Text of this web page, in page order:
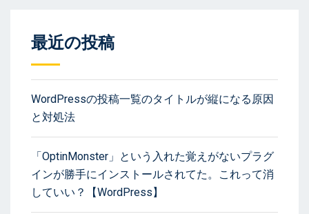
最近の投稿
WordPressの投稿一覧のタイトルが縦になる原因
と対処法
「OptinMonster」という入れた覚えがないプラグ
インが勝手にインストールされてた。これって消
していい？【WordPress】